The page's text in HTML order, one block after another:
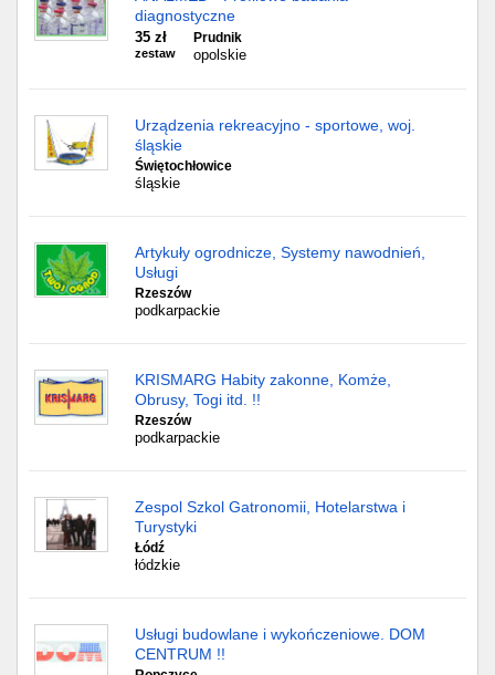
diagnostyczne
35 zł
zestaw
Prudnik
opolskie
Urządzenia rekreacyjno - sportowe, woj.
śląskie
Świętochłowice
śląskie
Artykuły ogrodnicze, Systemy nawodnień,
Usługi
Rzeszów
podkarpackie
KRISMARG Habity zakonne, Komże,
Obrusy, Togi itd. !!
Rzeszów
podkarpackie
Zespol Szkol Gatronomii, Hotelarstwa i
Turystyki
Łódź
łódzkie
Usługi budowlane i wykończeniowe. DOM
CENTRUM !!